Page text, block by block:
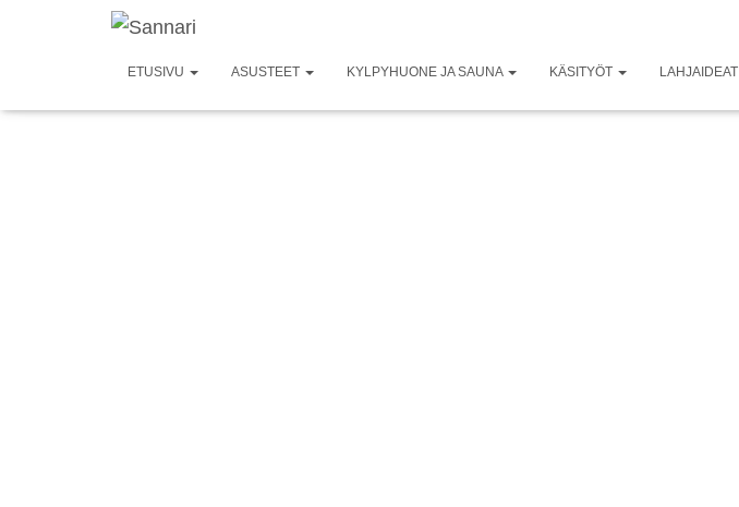
ETUSIVU ASUSTEET KYLPYHUONE JA SAUNA KÄSITYÖT LAHJAIDEAT